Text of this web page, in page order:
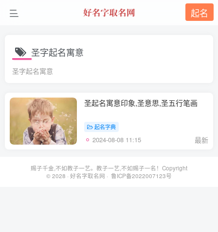
起名
圣字起名寓意
圣字起名寓意
圣起名寓意印象,圣意思,圣五行笔画
起名字典
2024-08-08 11:15 最新
赐子千金,不如教子一艺。教子一艺,不如赐子一名！Copyright
© 2028 · 好名字取名网 · 鲁ICP备2022007123号